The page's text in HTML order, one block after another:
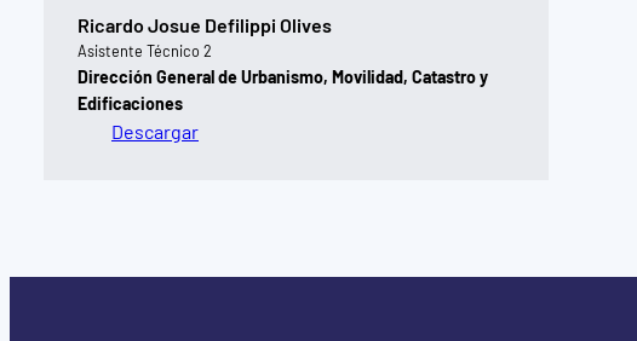
Ricardo Josue Defilippi Olives
Asistente Técnico 2
Dirección General de Urbanismo, Movilidad, Catastro y
Edificaciones
Descargar